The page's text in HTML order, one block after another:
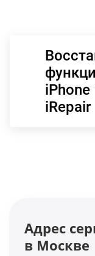
iPhone
iRepair
Адрес
в Москве